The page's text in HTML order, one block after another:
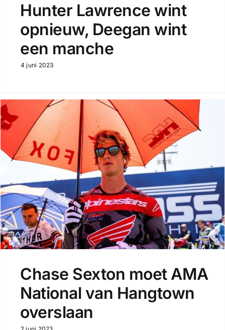
Hunter Lawrence wint
opnieuw, Deegan wint
een manche
4 juni 2023
Chase Sexton moet AMA
National van Hangtown
overslaan